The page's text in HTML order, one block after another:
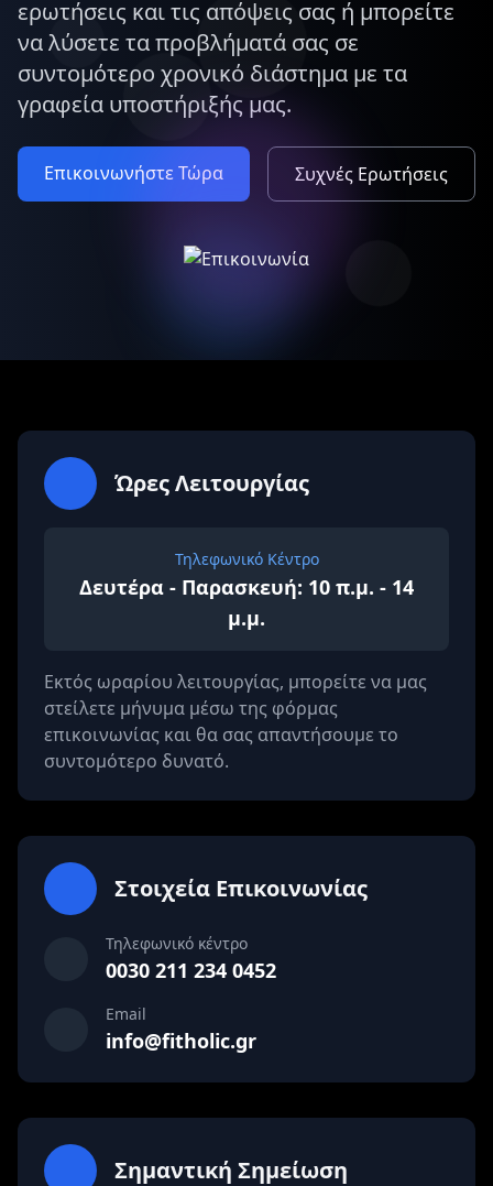
ερωτήσεις και τις απόψεις σας ή μπορείτε
να λύσετε τα προβλήματά σας σε
συντομότερο χρονικό διάστημα με τα
γραφεία υποστήριξής μας.
Επικοινωνήστε Τώρα Συχνές Ερωτήσεις
Ώρες Λειτουργίας
Τηλεφωνικό Κέντρο
Δευτέρα - Παρασκευή: 10 π.μ. - 14
μ.μ.
Εκτός ωραρίου λειτουργίας, μπορείτε να μας
στείλετε μήνυμα μέσω της φόρμας
επικοινωνίας και θα σας απαντήσουμε το
συντομότερο δυνατό.
Στοιχεία Επικοινωνίας
Τηλεφωνικό κέντρο
0030 211 234 0452
Email
info@fitholic.gr
Σημαντική Σημείωση